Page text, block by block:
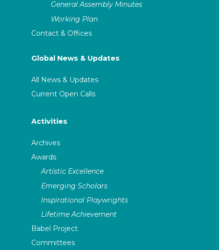
General Assembly Minutes
Working Plan
Contact & Offices
Global News & Updates
All News & Updates
Current Open Calls
Activities
Archives
Awards
Artistic Excellence
Emerging Scholars
Inspirational Playwrights
Lifetime Achievement
Babel Project
Committees